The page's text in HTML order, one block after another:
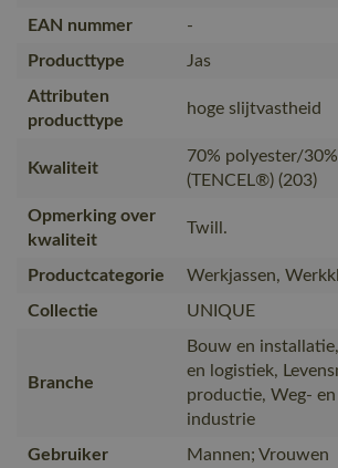
EAN nummer
-
Producttype
Jas
Attributen
producttype
hoge slijtvastheid
Kwaliteit
70% polyester/
(TENCEL®) (203)
Opmerking over
kwaliteit
Twill.
Productcategorie
Werkjassen,
Collectie
UNIQUE
Branche
Bouw en
en logistiek,
productie, Weg-
industrie
Gebruiker
Mannen; Vrouwen